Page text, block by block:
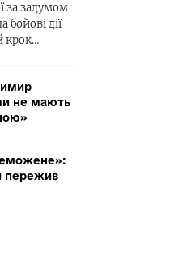
за задумом
бойові дії
крок…
не мають
пережив